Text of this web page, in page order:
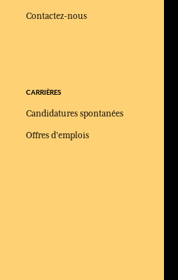
Contactez-nous
CARRIÈRES
Candidatures spontanées
Offres d'emplois